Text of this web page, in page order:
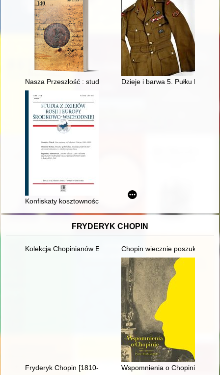
Nasza Przeszłość : studia z dziejów Kościoła i kultury
Dzieje i barwa 5. Pułku
Konfiskaty kosztowności w świątyniach różnych związków
FRYDERYK CHOPIN
Kolekcja Chopinianów Edourda Ganche'a w Krakowie
Chopin wiecznie poszukiwany.
Fryderyk Chopin [1810-1849] Wspomnienia o Chopinie. Cz. 1